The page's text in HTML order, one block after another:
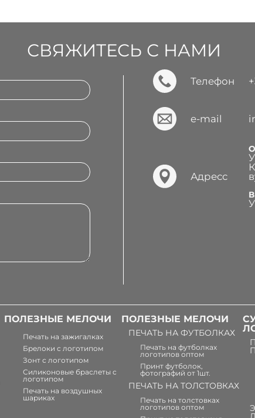
СВЯЖИТЕСЬ С НАМИ
Телефон
e-mail
Адресс
ПОЛЕЗНЫЕ МЕЛОЧИ
Печать на зажигалках
Брелоки с логотипом
Зонт с логотипом
Силиконовые браслеты с
логотипом
Печать на воздушных
шариках
ПОЛЕЗНЫЕ МЕЛОЧИ
ПЕЧАТЬ НА ФУТБОЛКАХ
Печать на футболках
логотипов оптом
Принт футболок,
фотографий от 1шт.
ПЕЧАТЬ НА ТОЛСТОВКАХ
Печать на толстовках
логотипов оптом